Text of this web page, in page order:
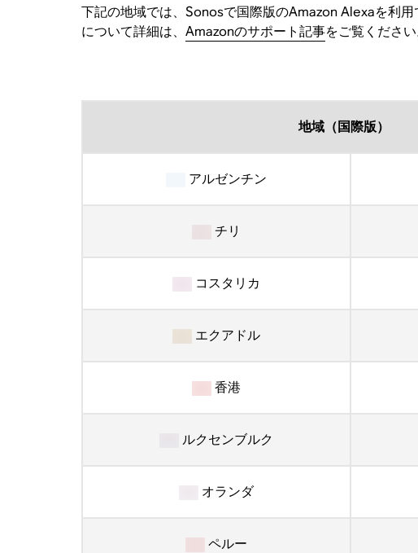
下記の地域では、Sonosで国際版のAmazon Alexaを利
について詳細は、 Amazonのサポート記事をご覧ください
地域（国際版）
アルゼンチン
チリ
コスタリカ
エクアドル
香港
ルクセンブルク
オランダ
ペルー